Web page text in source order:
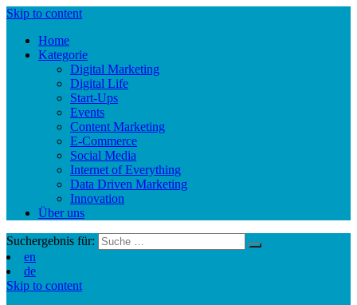
Skip to content
Home
Kategorie
Digital Marketing
Digital Life
Start-Ups
Events
Content Marketing
E-Commerce
Social Media
Internet of Everything
Data Driven Marketing
Innovation
Über uns
Suchergebnis für:
en
de
Skip to content